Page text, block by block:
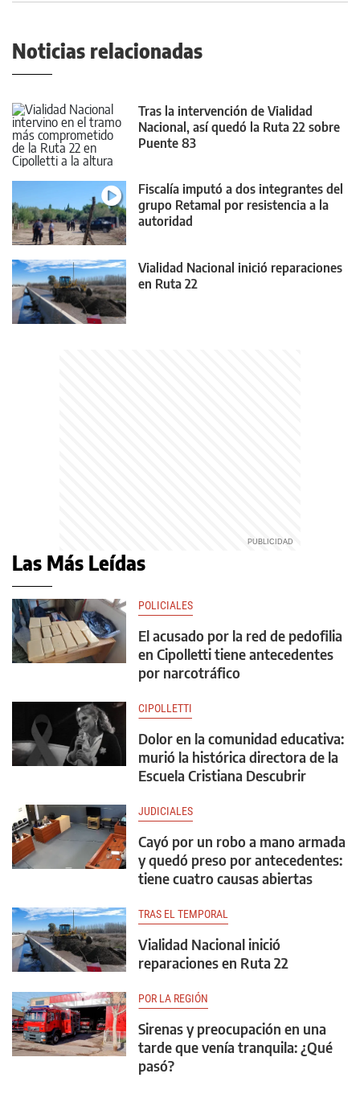
Noticias relacionadas
Tras la intervención de Vialidad
Nacional, así quedó la Ruta 22 sobre
Puente 83
Fiscalía imputó a dos integrantes del
grupo Retamal por resistencia a la
autoridad
Vialidad Nacional inició reparaciones
en Ruta 22
Las Más Leídas
POLICIALES
El acusado por la red de pedofilia
en Cipolletti tiene antecedentes
por narcotráfico
CIPOLLETTI
Dolor en la comunidad educativa:
murió la histórica directora de la
Escuela Cristiana Descubrir
JUDICIALES
Cayó por un robo a mano armada
y quedó preso por antecedentes:
tiene cuatro causas abiertas
TRAS EL TEMPORAL
Vialidad Nacional inició
reparaciones en Ruta 22
POR LA REGIÓN
Sirenas y preocupación en una
tarde que venía tranquila: ¿Qué
pasó?